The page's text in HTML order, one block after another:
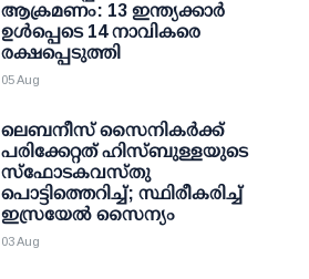
ആക്രമണം: 13 ഇന്ത്യക്കാര്‍
ഉള്‍പ്പെടെ 14 നാവികരെ
രക്ഷപ്പെടുത്തി
05 Aug
ലെബനീസ് സൈനികർക്ക്
പരിക്കേറ്റത് ഹിസ്ബുള്ളയുടെ
സ്‌ഫോടകവസ്തു
പൊട്ടിത്തെറിച്ച്; സ്ഥിരീകരിച്ച്
ഇസ്രയേൽ സൈന്യം
03 Aug